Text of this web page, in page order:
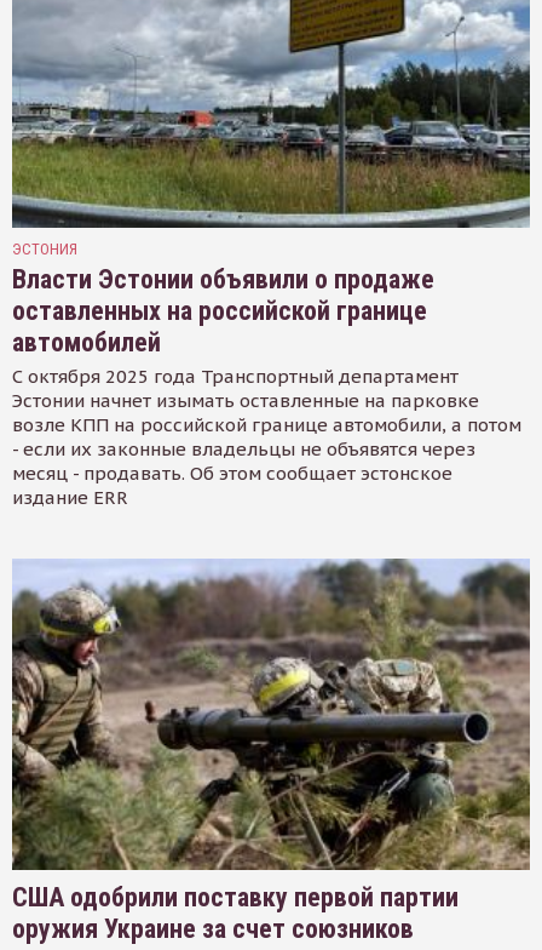
ЭСТОНИЯ
Власти Эстонии объявили о продаже
оставленных на российской границе
автомобилей
С октября 2025 года Транспортный департамент
Эстонии начнет изымать оставленные на парковке
возле КПП на российской границе автомобили, а потом
- если их законные владельцы не объявятся через
месяц - продавать. Об этом сообщает эстонское
издание ERR
США одобрили поставку первой партии
оружия Украине за счет союзников